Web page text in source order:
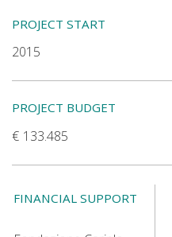
PROJECT START
2015
PROJECT BUDGET
133.485
FINANCIAL SUPPORT